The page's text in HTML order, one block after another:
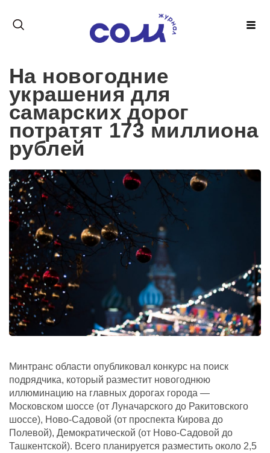
На новогодние
украшения для
самарских дорог
потратят 173 миллиона
рублей
Минтранс области опубликовал конкурс на поиск
подрядчика, который разместит новогоднюю
иллюминацию на главных дорогах города —
Московском шоссе (от Луначарского до Ракитовского
шоссе), Ново-Садовой (от проспекта Кирова до
Полевой), Демократической (от Ново-Садовой до
Ташкентской). Всего планируется разместить около 2,5